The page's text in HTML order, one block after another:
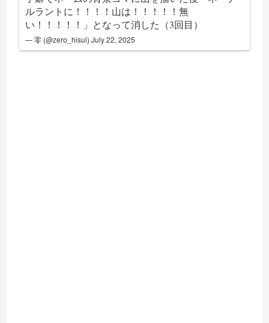
ルラントに！！！！山は！！！！！無
い！！！！！」となって消した（3回目）
— 零 (@zero_hisui)July 22, 2025